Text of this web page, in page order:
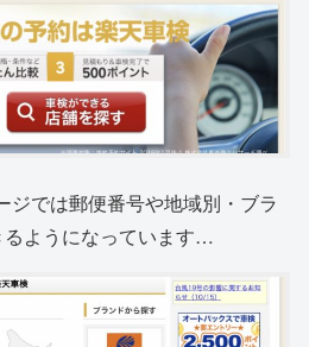
ジでは郵便番号や地域別・ブラ
るようになっています…